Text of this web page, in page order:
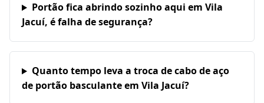
Portão fica abrindo sozinho aqui em Vila
Jacuí, é falha de segurança?
Quanto tempo leva a troca de cabo de aço
de portão basculante em Vila Jacuí?